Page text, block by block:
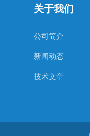
关于我们
公司简介
新闻动态
技术文章